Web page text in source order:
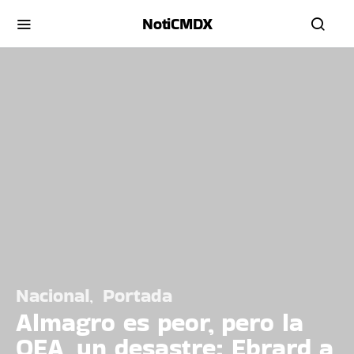
NotiCMDX
Nacional Portada
Almagro es peor, pero la